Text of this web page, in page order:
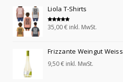
Liola T-Shirts
Bewertet mit
5.00
35,00€ inkl. MwSt.
Frizzante Weingut Weiss
9,50€ inkl. MwSt.